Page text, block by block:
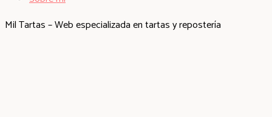
Mil Tartas – Web especializada en tartas y repostería